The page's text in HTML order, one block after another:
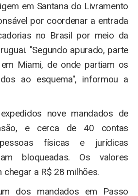
em Santana do Livramento
por coordenar a entrada
no Brasil por meio da
"Segundo apurado, parte
Miami, de onde partiam os
ao esquema", informou a
nove mandados de
e cerca de 40 contas
físicas e jurídicas
bloqueadas. Os valores
chegar a R$ 28 milhões.
dos mandados em Passo